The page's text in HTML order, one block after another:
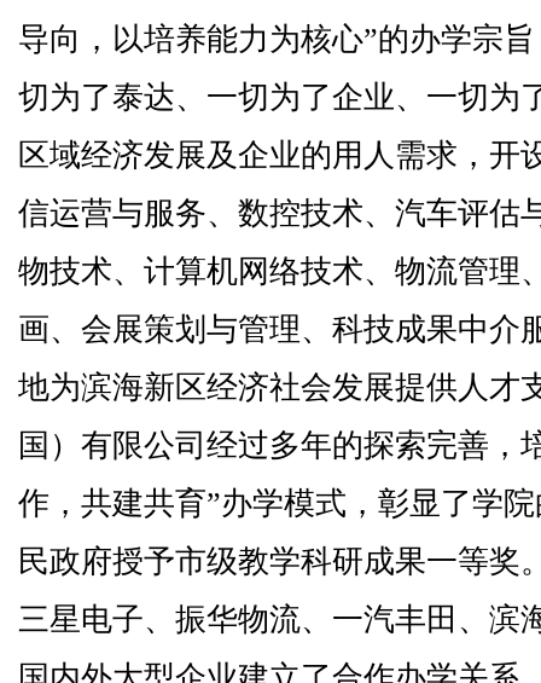
导向，以培养能力为核心”的办学宗
切为了泰达、一切为了企业、一切为
区域经济发展及企业的用人需求，开
信运营与服务、数控技术、汽车评估
物技术、计算机网络技术、物流管理
画、会展策划与管理、科技成果中介
地为滨海新区经济社会发展提供人才
国）有限公司经过多年的探索完善，
作，共建共育”办学模式，彰显了学
民政府授予市级教学科研成果一等奖
三星电子、振华物流、一汽丰田、滨